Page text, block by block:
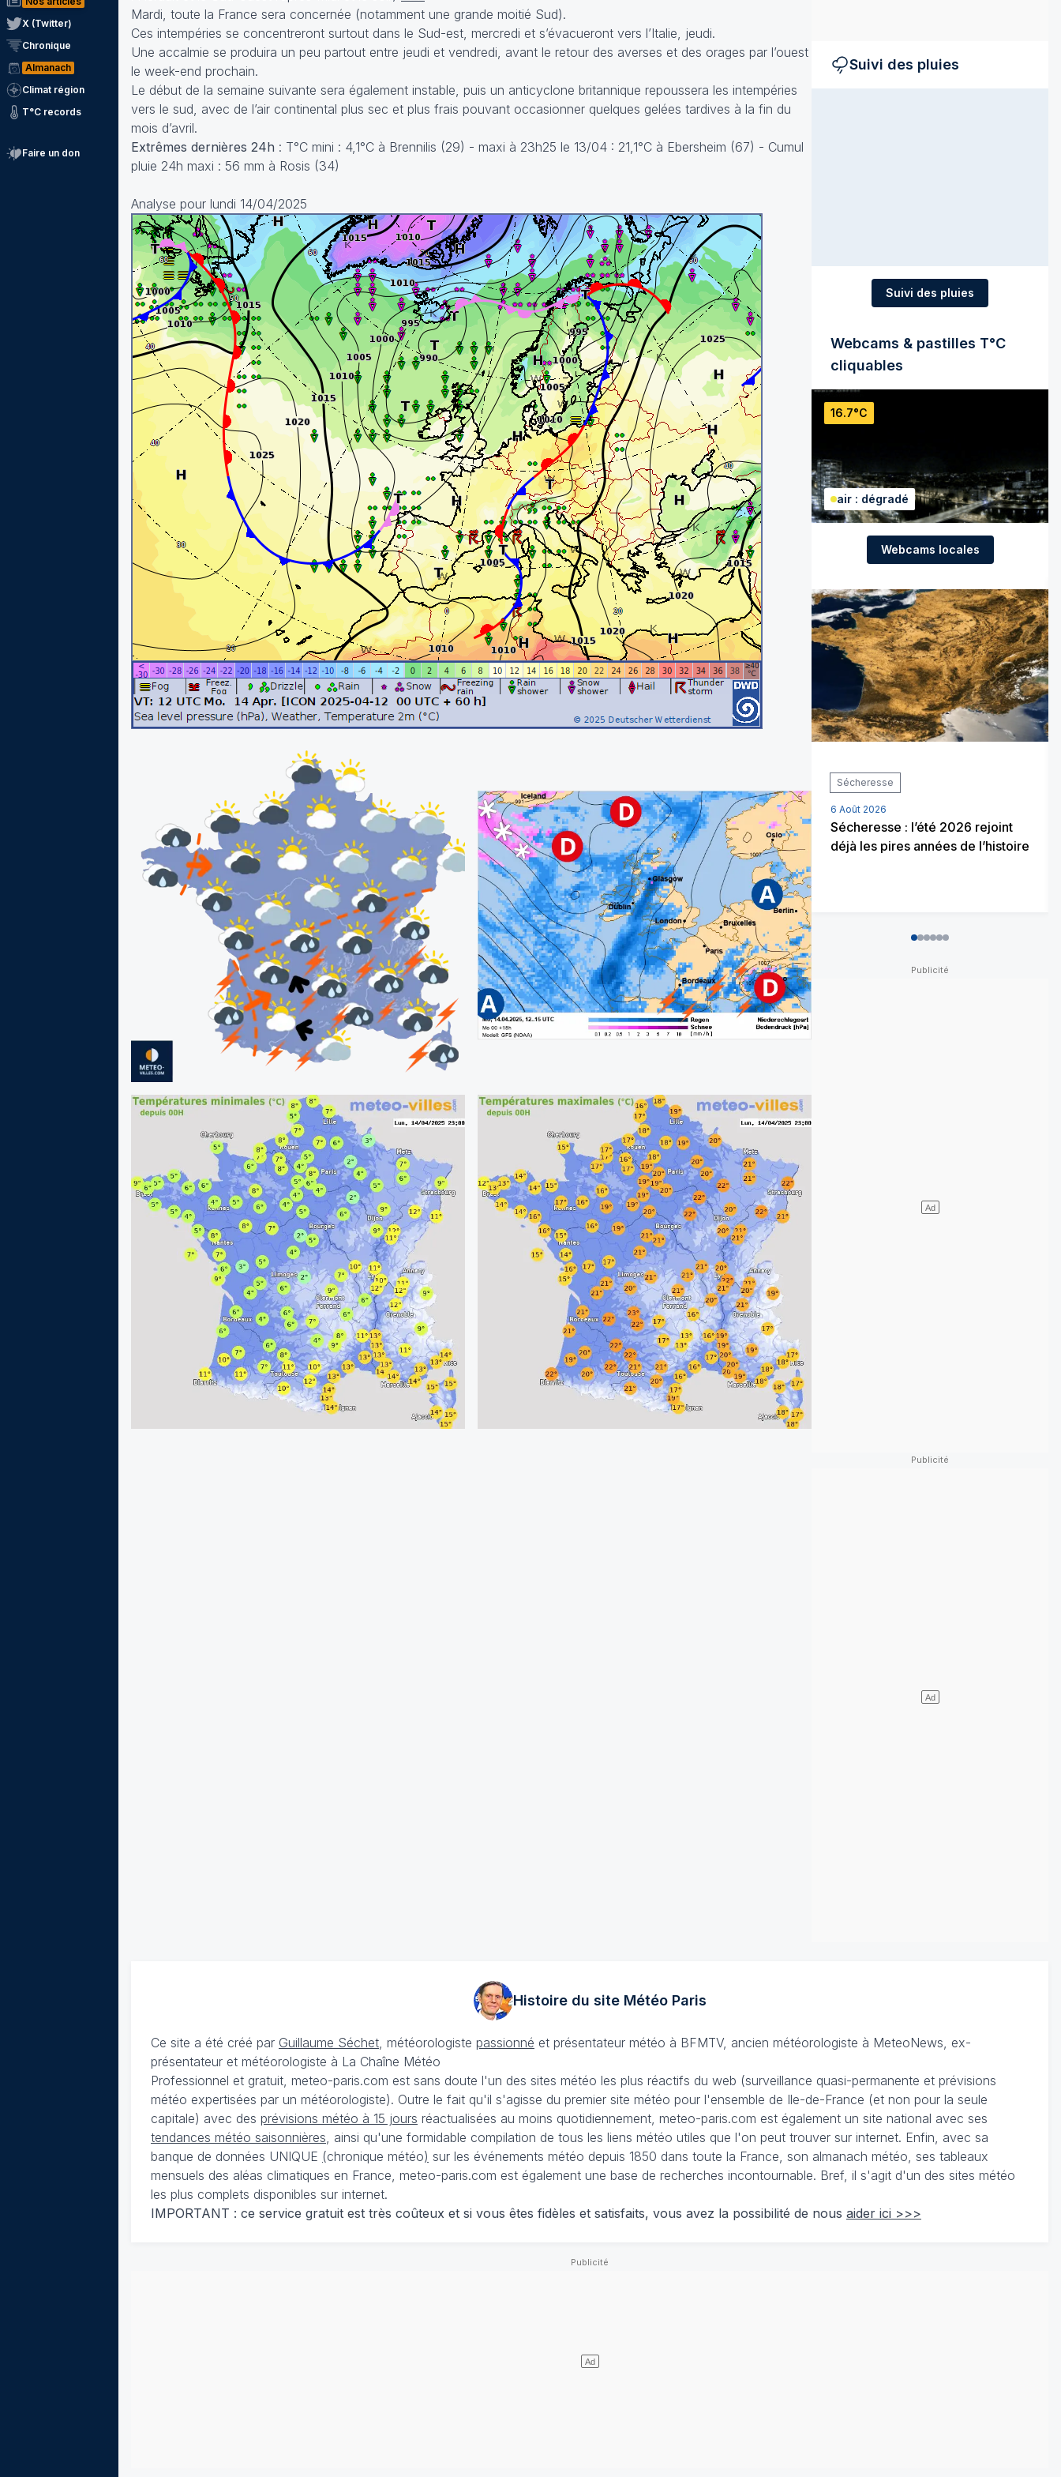
X (Twitter)
Chronique
Almanach
Climat région
T°C records
Faire un don
Mardi, toute la France sera concernée (notamment une grande moitié Sud).
Ces intempéries se concentreront surtout dans le Sud-est, mercredi et s’évacueront vers l’Italie, jeudi.
Une accalmie se produira un peu partout entre jeudi et vendredi, avant le retour des averses et des orages par l’ouest
le week-end prochain.
Le début de la semaine suivante sera également instable, puis un anticyclone britannique repoussera les intempéries
vers le sud, avec de l’air continental plus sec et plus frais pouvant occasionner quelques gelées tardives à la fin du
mois d’avril.
Extrêmes dernières 24h : T°C mini : 4,1°C à Brennilis (29) - maxi à 23h25 le 13/04 : 21,1°C à Ebersheim (67) - Cumul
pluie 24h maxi : 56 mm à Rosis (34)
Analyse pour lundi 14/04/2025
Suivi des pluies
Suivi des pluies
Webcams & pastilles T°C
cliquables
16.7°C
air : dégradé
Webcams locales
Sécheresse
6 Août 2026
Sécheresse : l’été 2026 rejoint
déjà les pires années de l’histoire
012345
Histoire du site MétéoParis
Ce site a été créé par Guillaume Séchet , météorologiste passionné et présentateur météo à BFMTV, ancien météorologiste à MeteoNews, ex-
présentateur et météorologiste à La Chaîne Météo
Professionnel et gratuit, meteo-paris.com est sans doute l'un des sites météo les plus réactifs du web (surveillance quasi-permanente et prévisions
météo expertisées par un météorologiste). Outre le fait qu'il s'agisse du premier site météo pour l'ensemble de Ile-de-France (et non pour la seule
capitale) avec des prévisions météo à 15 jours réactualisées au moins quotidiennement, meteo-paris.com est également un site national avec ses
tendances météo saisonnières , ainsi qu'une formidable compilation de tous les liens météo utiles que l'on peut trouver sur internet. Enfin, avec sa
banque de données UNIQUE (chronique météo) sur les événements météo depuis 1850 dans toute la France, son almanach météo, ses tableaux
mensuels des aléas climatiques en France, meteo-paris.com est également une base de recherches incontournable. Bref, il s'agit d'un des sites météo
les plus complets disponibles sur internet.
IMPORTANT : ce service gratuit est très coûteux et si vous êtes fidèles et satisfaits, vous avez la possibilité de nous aider ici >>>